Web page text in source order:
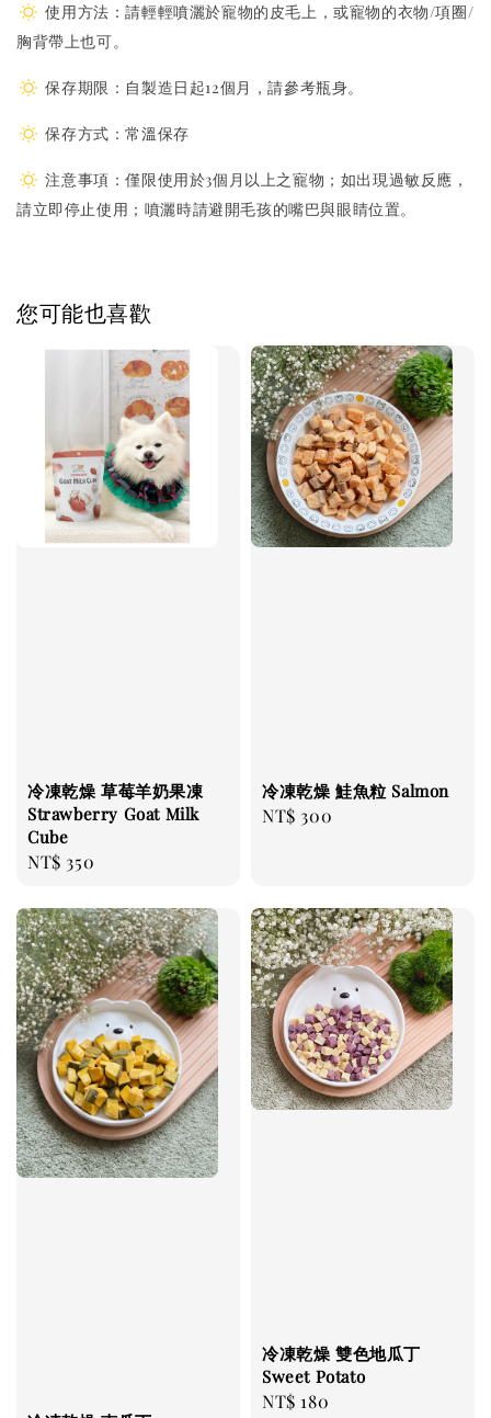
使用方法：請輕輕噴灑於寵物的皮毛上，或寵物的衣物/項圈/
胸背帶上也可。
保存期限：自製造日起12個月，請參考瓶身。
保存方式：常溫保存
注意事項：僅限使用於3個月以上之寵物；如出現過敏反應，
請立即停止使用；噴灑時請避開毛孩的嘴巴與眼睛位置。
您可能也喜歡
冷凍乾燥 草莓羊奶果凍
Strawberry Goat Milk
Cube
Regular
NT$ 350
冷凍乾燥 鮭魚粒 Salmon
Regular
NT$ 300
冷凍乾燥 雙色地瓜丁
Sweet Potato
Regular
NT$ 180